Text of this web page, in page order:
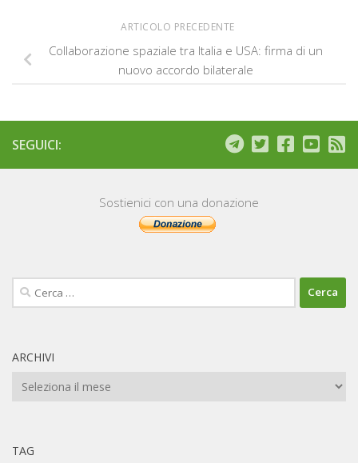
ARTICOLO PRECEDENTE
Collaborazione spaziale tra Italia e USA: firma di un
nuovo accordo bilaterale
SEGUICI:
Sostienici con una donazione
Ricerca
per:
ARCHIVI
Archivi
TAG